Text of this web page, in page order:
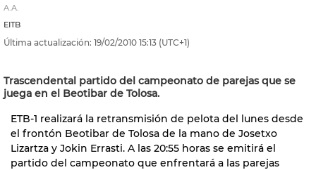
A.A.
EITB
Última actualización: 19/02/2010 15:13 (UTC+1)
Trascendental partido del campeonato de parejas que se
juega en el Beotibar de Tolosa.
ETB-1 realizará la retransmisión de pelota del lunes desde
el frontón Beotibar de Tolosa de la mano de Josetxo
Lizartza y Jokin Errasti. A las 20:55 horas se emitirá el
partido del campeonato que enfrentará a las parejas